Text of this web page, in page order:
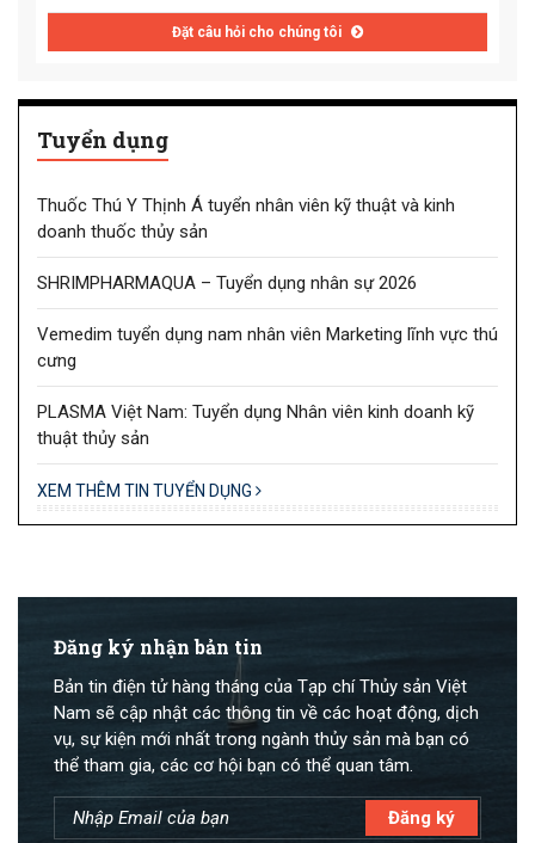
Đặt câu hỏi cho chúng tôi
Tuyển dụng
Thuốc Thú Y Thịnh Á tuyển nhân viên kỹ thuật và kinh
doanh thuốc thủy sản
SHRIMPHARMAQUA – Tuyển dụng nhân sự 2026
Vemedim tuyển dụng nam nhân viên Marketing lĩnh vực thú
cưng
PLASMA Việt Nam: Tuyển dụng Nhân viên kinh doanh kỹ
thuật thủy sản
XEM THÊM TIN TUYỂN DỤNG
Đăng ký nhận bản tin
Bản tin điện tử hàng tháng của Tạp chí Thủy sản Việt
Nam sẽ cập nhật các thông tin về các hoạt động, dịch
vụ, sự kiện mới nhất trong ngành thủy sản mà bạn có
thể tham gia, các cơ hội bạn có thể quan tâm.